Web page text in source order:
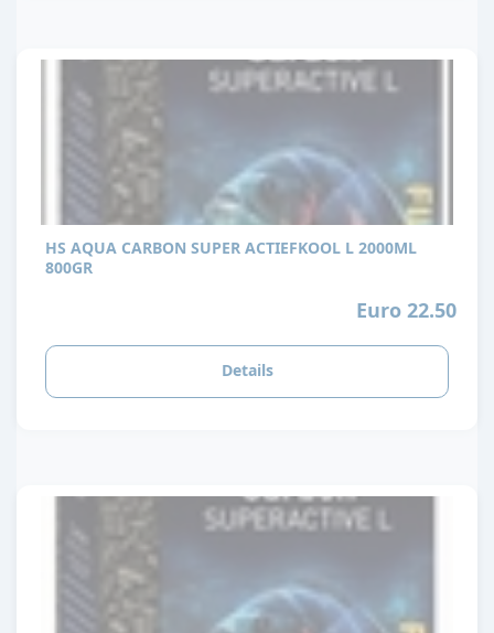
HS AQUA CARBON SUPER ACTIEFKOOL L 2000ML
800GR
Euro 22.50
Details